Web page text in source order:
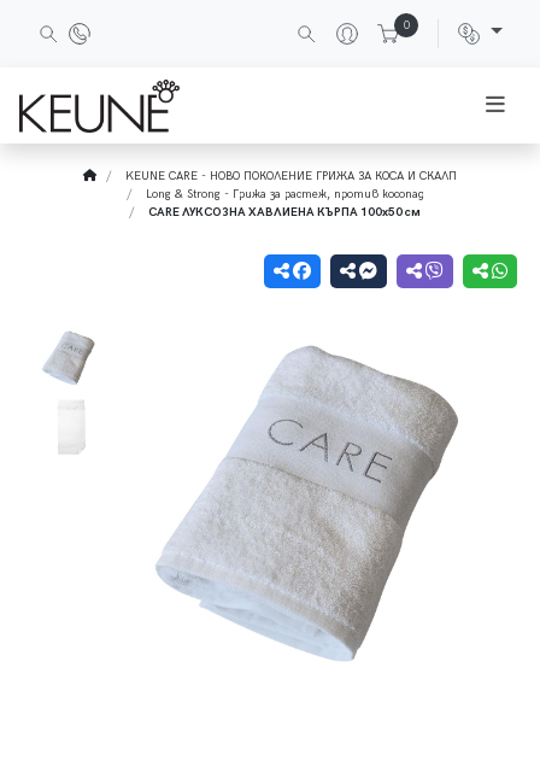
0
KEUNE CARE - НОВО ПОКОЛЕНИЕ ГРИЖА ЗА КОСА И СКАЛП
Long & Strong - Грижа за растеж, против косопад
CARE ЛУКСОЗНА ХАВЛИЕНА КЪРПА 100x50 см